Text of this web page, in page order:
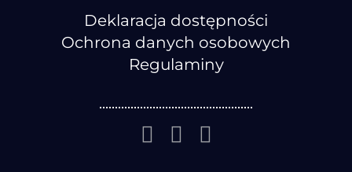
Deklaracja dostępności
Ochrona danych osobowych
Regulaminy